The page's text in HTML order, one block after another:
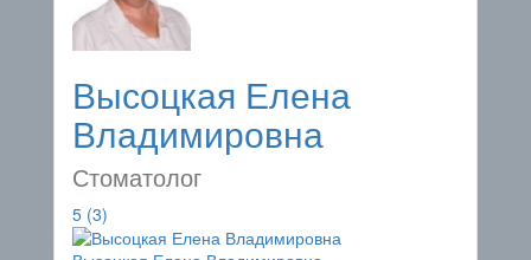
Высоцкая Елена
Владимировна
Стоматолог
5 (3)